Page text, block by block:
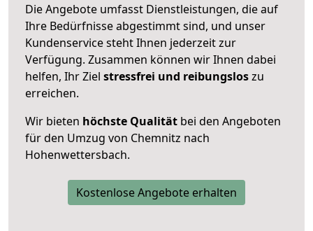
Die Angebote umfasst Dienstleistungen, die auf
Ihre Bedürfnisse abgestimmt sind, und unser
Kundenservice steht Ihnen jederzeit zur
Verfügung. Zusammen können wir Ihnen dabei
helfen, Ihr Ziel stressfrei und reibungsloszu
erreichen.
Wir bieten höchste Qualität bei den Angeboten
für den Umzug von Chemnitz nach
Hohenwettersbach.
Kostenlose Angebote erhalten